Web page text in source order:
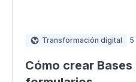
Transformación digital 5
Cómo crear